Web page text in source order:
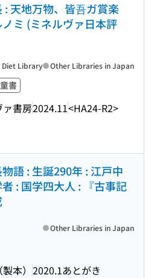
: 天地万物、皆吾ガ賞楽
ミ (ミネルヴァ日本評
書
ァ書房2024.11<HA24-R2>
Diet Library Other Libraries in Japan
語 : 生誕290年 : 江戸中
: 国学四大人 : 『古事記
本） 2020.1あとがき
Other Libraries in Japan